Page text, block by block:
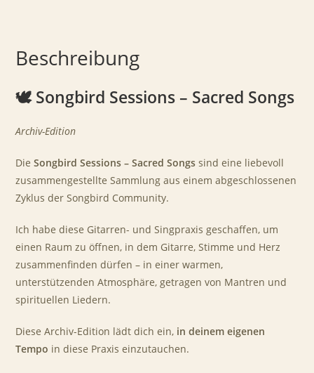
Beschreibung
🕊Songbird Sessions – Sacred Songs
Archiv-Edition
DieSongbird Sessions – Sacred Songs sind eine liebevoll
zusammengestellte Sammlung aus einem abgeschlossenen
Zyklus der Songbird Community.
Ich habe diese Gitarren- und Singpraxis geschaffen, um
einen Raum zu öffnen, in dem Gitarre, Stimme und Herz
zusammenfinden dürfen – in einer warmen,
unterstützenden Atmosphäre, getragen von Mantren und
spirituellen Liedern.
Diese Archiv-Edition lädt dich ein, in deinem eigenen
Tempo in diese Praxis einzutauchen.